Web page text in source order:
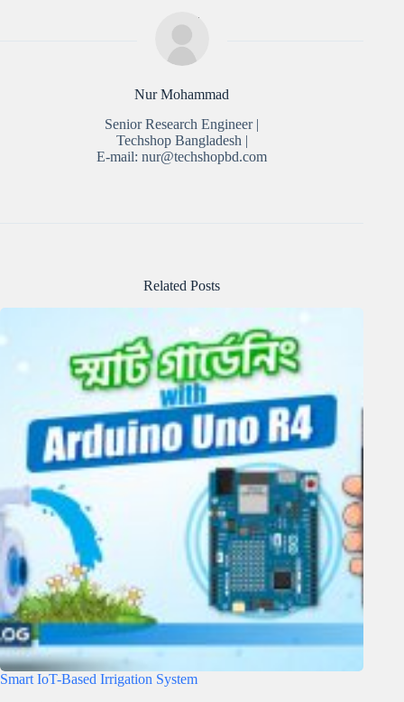
Nur Mohammad
Senior Research Engineer |
Techshop Bangladesh |
E-mail: nur@techshopbd.com
Related Posts
Smart IoT-Based Irrigation System